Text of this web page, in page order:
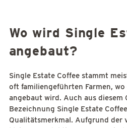
Wo wird Single
angebaut?
Single Estate Coffee stammt
oft familiengeführten Farmen,
angebaut wird. Auch aus diesem
Bezeichnung Single Estate
Qualitätsmerkmal. Aufgrund der